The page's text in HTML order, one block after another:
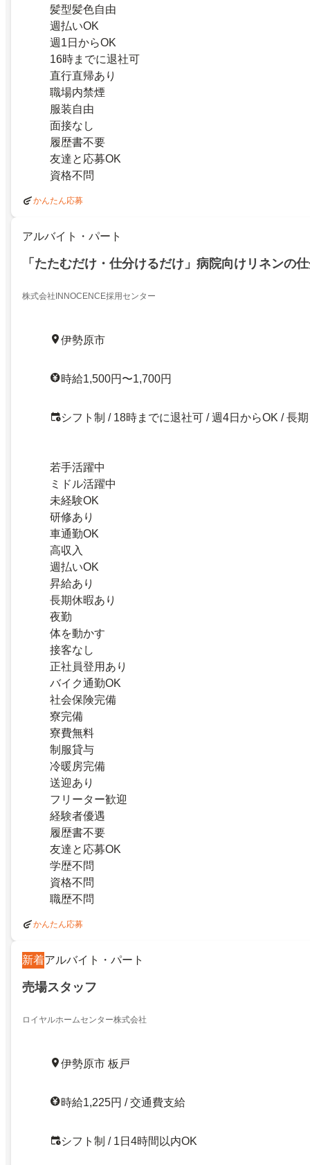
髪型髪色自由
週払いOK
週1日からOK
16時までに退社可
直行直帰あり
職場内禁煙
服装自由
面接なし
履歴書不要
友達と応募OK
資格不問
かんたん応募
アルバイト・パート
「たたむだけ・仕分けるだけ」病院向けリネンの
株式会社INNOCENCE採用センター
伊勢原市
時給1,500円〜1,700円
シフト制 / 18時までに退社可 / 週4日からOK / 長期
若手活躍中
ミドル活躍中
未経験OK
研修あり
車通勤OK
高収入
週払いOK
昇給あり
長期休暇あり
夜勤
体を動かす
接客なし
正社員登用あり
バイク通勤OK
社会保険完備
寮完備
寮費無料
制服貸与
冷暖房完備
送迎あり
フリーター歓迎
経験者優遇
履歴書不要
友達と応募OK
学歴不問
資格不問
職歴不問
かんたん応募
新着アルバイト・パート
売場スタッフ
ロイヤルホームセンター株式会社
伊勢原市 板戸
時給1,225円 / 交通費支給
シフト制 / 1日4時間以内OK